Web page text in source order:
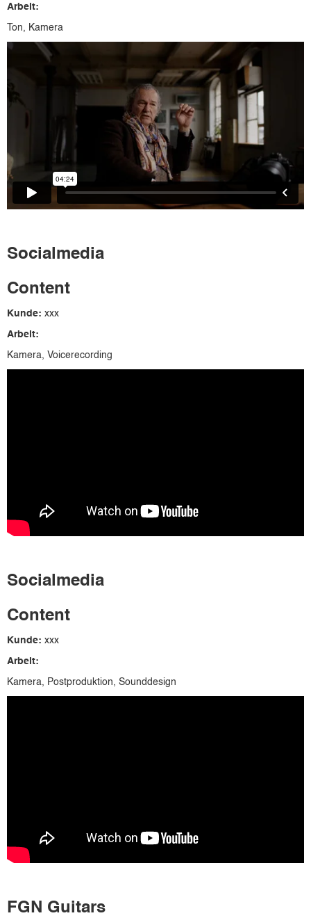
Arbeit:
Ton, Kamera
Socialmedia
Content
Kunde: xxx
Arbeit:
Kamera, Voicerecording
Socialmedia
Content
Kunde: xxx
Arbeit:
Kamera, Postproduktion, Sounddesign
FGN Guitars